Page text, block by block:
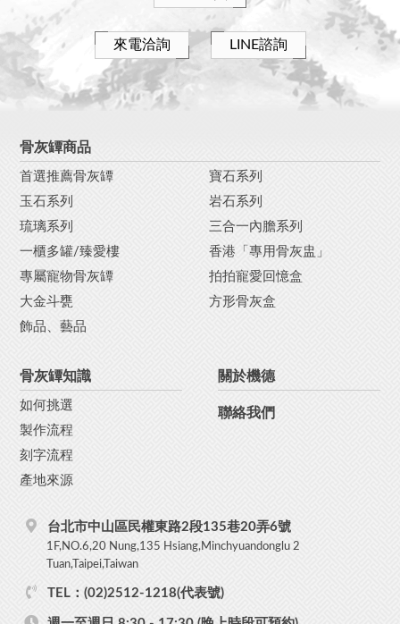
來電洽詢 LINE諮詢
台北市中山區民權東路2段135巷20弄6號
1F,NO.6,20 Nung,135 Hsiang,Minchyuandonglu 2
Tuan,Taipei,Taiwan
TEL：(02)2512-1218(代表號)
骨灰罈商品
首選推薦骨灰罈
寶石系列
玉石系列
岩石系列
琉璃系列
三合一內膽系列
一櫃多罐/臻愛樓
香港「專用骨灰盅」
專屬寵物骨灰罈
拍拍寵愛回憶盒
大金斗甕
方形骨灰盒
飾品、藝品
骨灰罈知識
如何挑選
製作流程
刻字流程
產地來源
關於機德
聯絡我們